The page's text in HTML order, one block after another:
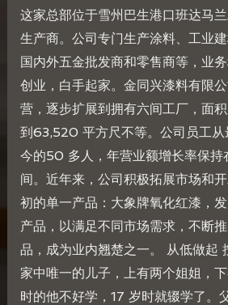
这家总部位于雪州巴生港口班达马
生产商。公司专门生产涂料、工业
国内外五金批发商和零售商等，业
创业，白手起家。金同兴漆料有限
营，逐步扩展到拥有六间工厂，面
到63,520 平方尺不等。公司员工从
今的50 多人，年营业额增长率保持
间。近年来，公司积极拓展市场和
初的单一产品：大象牌氧化红漆，
产品，以满足不同市场需求，不断
品，成为业内翘楚之一。 从低做起
家中唯一的儿子，上有两个姐姐，
时的他不好学，17 岁时就辍学了。